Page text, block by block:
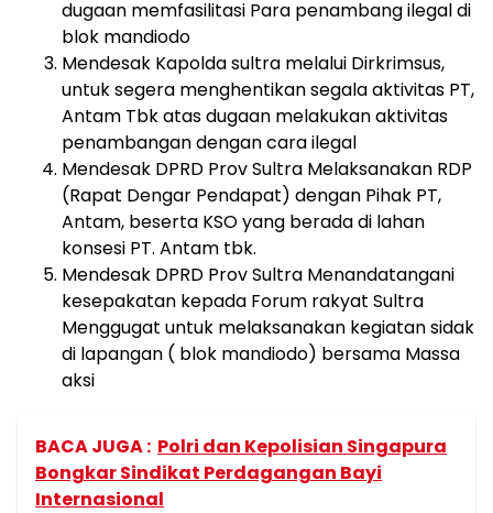
dugaan memfasilitasi Para penambang ilegal di
blok mandiodo
Mendesak Kapolda sultra melalui Dirkrimsus,
untuk segera menghentikan segala aktivitas PT,
Antam Tbk atas dugaan melakukan aktivitas
penambangan dengan cara ilegal
Mendesak DPRD Prov Sultra Melaksanakan RDP
(Rapat Dengar Pendapat) dengan Pihak PT,
Antam, beserta KSO yang berada di lahan
konsesi PT. Antam tbk.
Mendesak DPRD Prov Sultra Menandatangani
kesepakatan kepada Forum rakyat Sultra
Menggugat untuk melaksanakan kegiatan sidak
di lapangan ( blok mandiodo) bersama Massa
aksi
BACA JUGA : Polri dan Kepolisian Singapura
Bongkar Sindikat Perdagangan Bayi
Internasional